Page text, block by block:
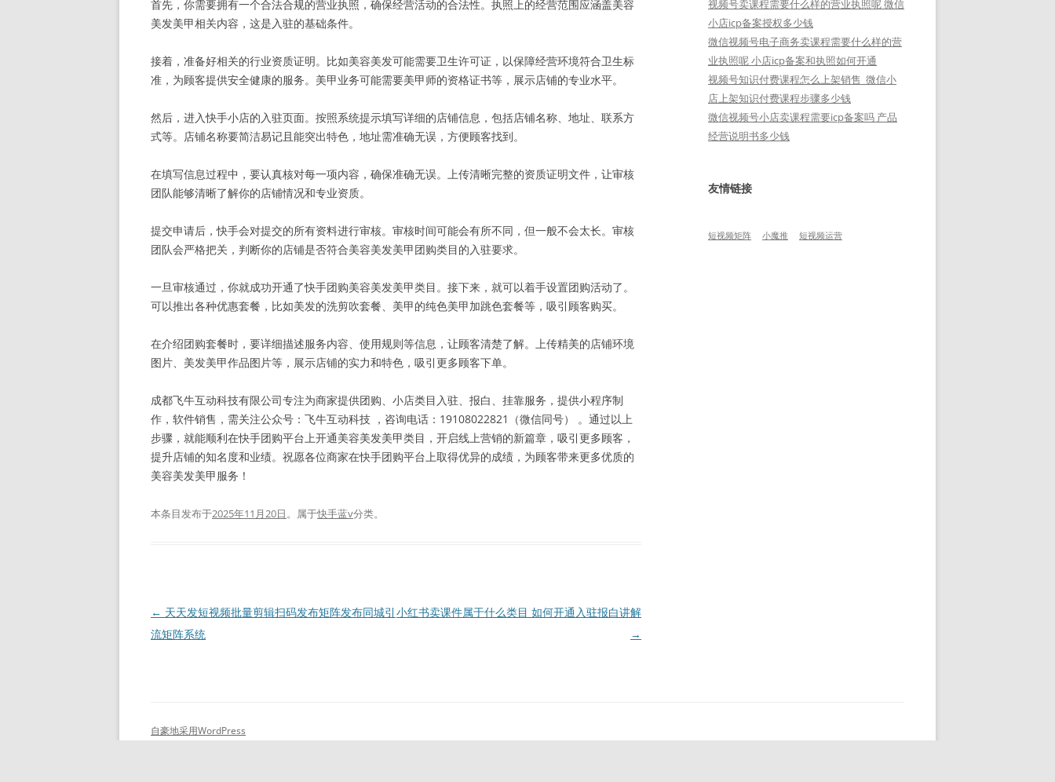
首先，你需要拥有一个合法合规的营业执照，确保经营活动的合法性。执照上的经营范围应涵盖美容
美发美甲相关内容，这是入驻的基础条件。
接着，准备好相关的行业资质证明。比如美容美发可能需要卫生许可证，以保障经营环境符合卫生标
准，为顾客提供安全健康的服务。美甲业务可能需要美甲师的资格证书等，展示店铺的专业水平。
然后，进入快手小店的入驻页面。按照系统提示填写详细的店铺信息，包括店铺名称、地址、联系方
式等。店铺名称要简洁易记且能突出特色，地址需准确无误，方便顾客找到。
在填写信息过程中，要认真核对每一项内容，确保准确无误。上传清晰完整的资质证明文件，让审核
团队能够清晰了解你的店铺情况和专业资质。
提交申请后，快手会对提交的所有资料进行审核。审核时间可能会有所不同，但一般不会太长。审核
团队会严格把关，判断你的店铺是否符合美容美发美甲团购类目的入驻要求。
一旦审核通过，你就成功开通了快手团购美容美发美甲类目。接下来，就可以着手设置团购活动了。
可以推出各种优惠套餐，比如美发的洗剪吹套餐、美甲的纯色美甲加跳色套餐等，吸引顾客购买。
在介绍团购套餐时，要详细描述服务内容、使用规则等信息，让顾客清楚了解。上传精美的店铺环境
图片、美发美甲作品图片等，展示店铺的实力和特色，吸引更多顾客下单。
成都飞牛互动科技有限公司专注为商家提供团购、小店类目入驻、报白、挂靠服务，提供小程序制
作，软件销售，需关注公众号：飞牛互动科技 ，咨询电话：19108022821（微信同号） 。通过以上
步骤，就能顺利在快手团购平台上开通美容美发美甲类目，开启线上营销的新篇章，吸引更多顾客，
提升店铺的知名度和业绩。祝愿各位商家在快手团购平台上取得优异的成绩，为顾客带来更多优质的
美容美发美甲服务！
本条目发布于2025年11月20日。属于快手蓝v分类。
文
章
← 天天发短视频批量剪辑扫码发布矩阵发布同城引
流矩阵系统
小红书卖课件属于什么类目 如何开通入驻报白讲解
→
视频号卖课程需要什么样的营业执照呢 微信
小店icp备案授权多少钱
微信视频号电子商务卖课程需要什么样的营
业执照呢 小店icp备案和执照如何开通
视频号知识付费课程怎么上架销售_微信小
店上架知识付费课程步骤多少钱
微信视频号小店卖课程需要icp备案吗 产品
经营说明书多少钱
友情链接
短视频矩阵 小魔推 短视频运营
自豪地采用WordPress